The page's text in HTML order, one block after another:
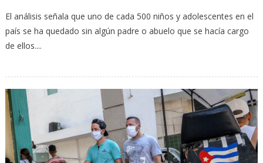
El análisis señala que uno de cada 500 niños y adolescentes en el
país se ha quedado sin algún padre o abuelo que se hacía cargo
de ellos....